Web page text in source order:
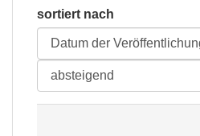
sortiert nach